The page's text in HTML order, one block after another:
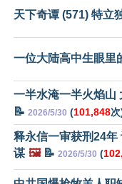
天下奇谭 (571) 特立
一位大陆高中生眼里
一半水淹一半火焰山
📝 2026/5/30 (101,848次
释永信一审获刑24年
谋 🖼️📝 2026/5/30 (